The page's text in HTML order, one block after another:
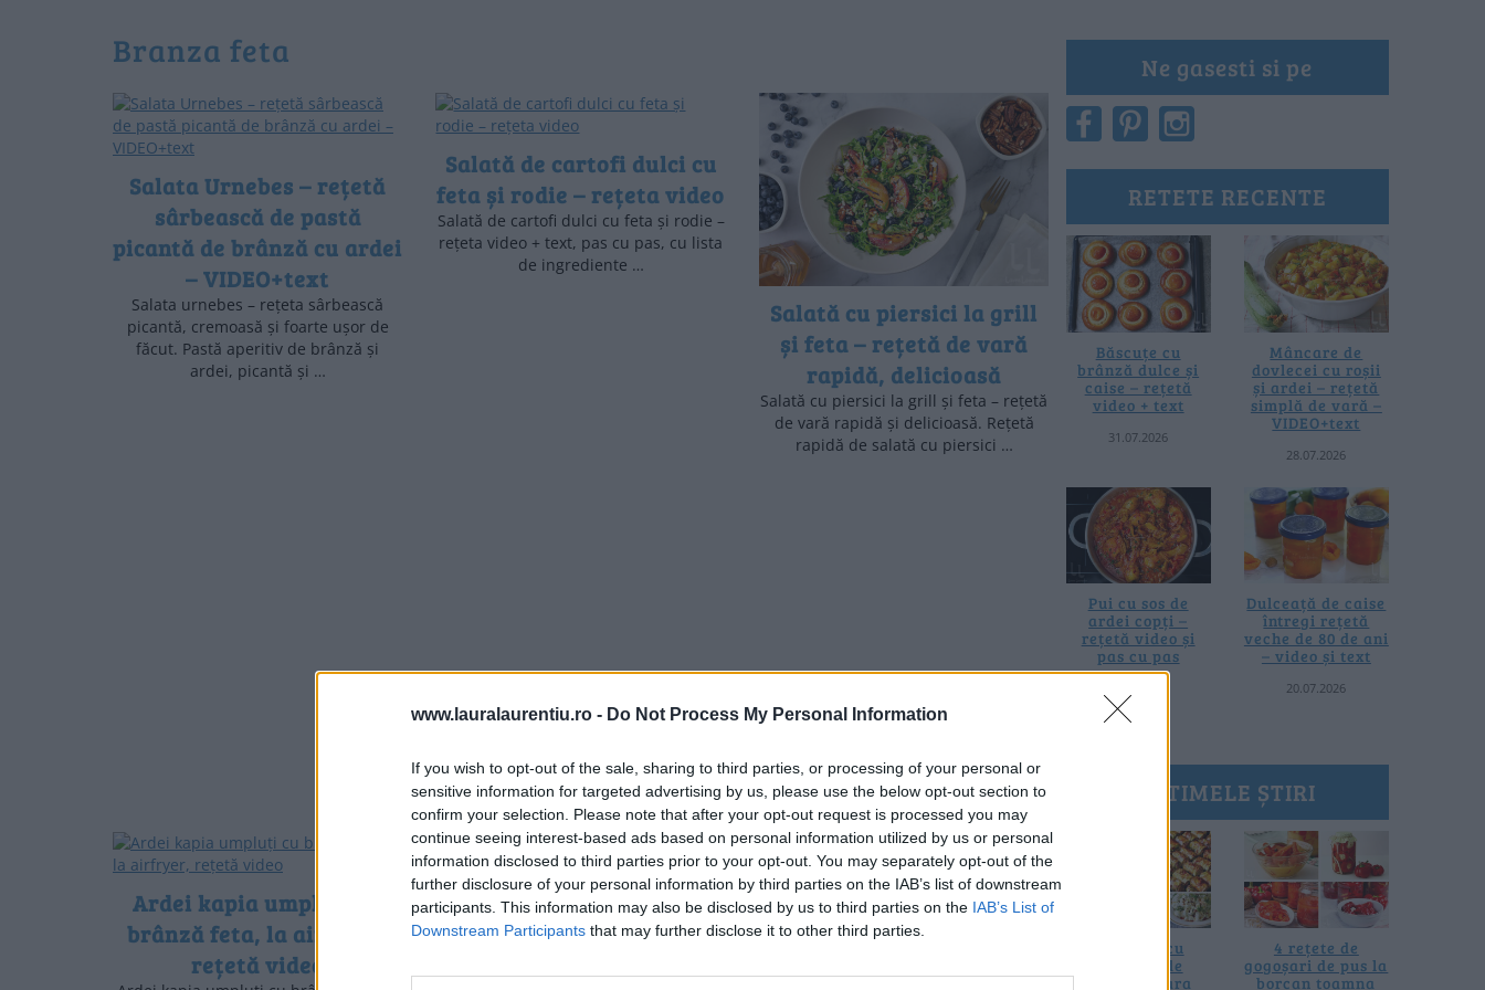
www.lauralaurentiu.ro - Do Not Process My Personal Information
If you wish to opt-out of the sale, sharing to third parties, or processing of your personal or
sensitive information for targeted advertising by us, please use the below opt-out section to
confirm your selection. Please note that after your opt-out request is processed you may
continue seeing interest-based ads based on personal information utilized by us or personal
information disclosed to third parties prior to your opt-out. You may separately opt-out of the
further disclosure of your personal information by third parties on the IAB’s list of downstream
participants. This information may also be disclosed by us to third parties on the IAB’s List of
Downstream Participants that may further disclose it to other third parties.
branza feta
Salata Urnebes – rețetă
sârbească de pastă
picantă de brânză cu ardei
– VIDEO+text
Salata urnebes – rețeta sârbească
picantă, cremoasă și foarte ușor de
făcut. Pastă aperitiv de brânză și
ardei, picantă și …
Salată de cartofi dulci cu
feta și rodie – rețeta video
Salată de cartofi dulci cu feta și rodie –
rețeta video + text, pas cu pas, cu lista
de ingrediente …
Salată cu piersici la grill
și feta – rețetă de vară
rapidă, delicioasă
Salată cu piersici la grill și feta – rețetă
de vară rapidă și delicioasă. Rețetă
rapidă de salată cu piersici …
Ardei kapia umpluți cu
brânză feta, la airfryer,
rețetă video
Salata grecească – rețetă
răcoritoare pentru zile
Ne gasesti si pe
RETETE RECENTE
Băscuțe cu
brânză dulce și
caise – rețetă
video + text
31.07.2026
Mâncare de
dovlecei cu roșii
și ardei – rețetă
simplă de vară –
VIDEO+text
28.07.2026
Pui cu sos de
ardei copți –
rețetă video și
pas cu pas
Dulceață de caise
întregi rețetă
veche de 80 de ani
– video și text
20.07.2026
ULTIMELE ȘTIRI
10 rețete cu
dovlecei de
pregătit vara
4 rețete de
gogoșari de pus la
borcan toamna